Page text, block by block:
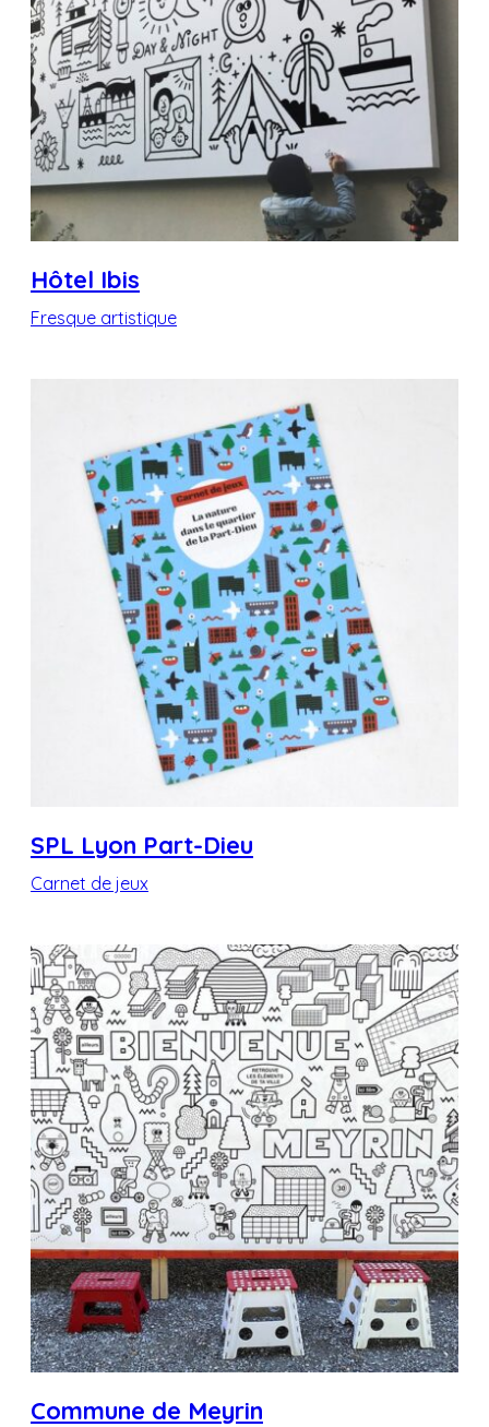
Hôtel Ibis
Fresque artistique
SPL Lyon Part-Dieu
Carnet de jeux
Commune de Meyrin